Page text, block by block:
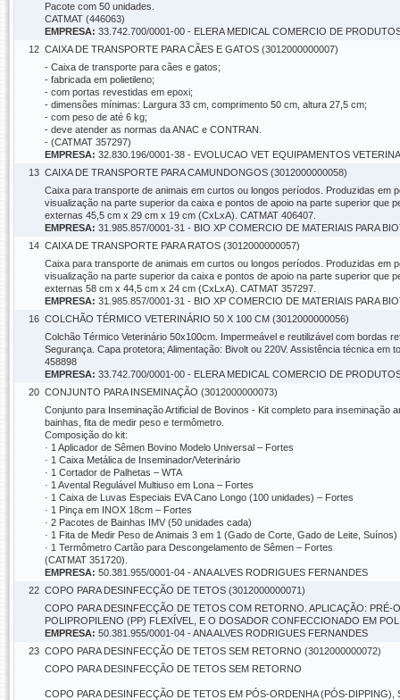
Pacote com 50 unidades.
CATMAT (446063)
EMPRESA: 33.742.700/0001-00 - ELERA MEDICAL COMERCIO DE
12 CAIXA DE TRANSPORTE PARA CÃES E GATOS (3012000000007)
- Caixa de transporte para cães e gatos;
- fabricada em polietileno;
- com portas revestidas em epoxi;
- dimensões mínimas: Largura 33 cm, comprimento 50 cm, altura 27,5 cm;
- com peso de até 6 kg;
- deve atender as normas da ANAC e CONTRAN.
- (CATMAT 357297)
EMPRESA: 32.830.196/0001-38 - EVOLUCAO VET EQUIPAMENTOS
13 CAIXA DE TRANSPORTE PARA CAMUNDONGOS (3012000000058)
Caixa para transporte de animais em curtos ou longos períodos. Produzidas em
visualização na parte superior da caixa e pontos de apoio na parte superior que
externas 45,5 cm x 29 cm x 19 cm (CxLxA). CATMAT 406407.
EMPRESA: 31.985.857/0001-31 - BIO XP COMERCIO DE MATERIAIS PARA
14 CAIXA DE TRANSPORTE PARA RATOS (3012000000057)
Caixa para transporte de animais em curtos ou longos períodos. Produzidas em
visualização na parte superior da caixa e pontos de apoio na parte superior que
externas 58 cm x 44,5 cm x 24 cm (CxLxA). CATMAT 357297.
EMPRESA: 31.985.857/0001-31 - BIO XP COMERCIO DE MATERIAIS PARA
16 COLCHÃO TÉRMICO VETERINÁRIO 50 X 100 CM (3012000000056)
Colchão Térmico Veterinário 50x100cm. Impermeável e reutilizável com bordas
Segurança. Capa protetora; Alimentação: Bivolt ou 220V. Assistência técnica
458898
EMPRESA: 33.742.700/0001-00 - ELERA MEDICAL COMERCIO DE
20 CONJUNTO PARA INSEMINAÇÃO (3012000000073)
Conjunto para Inseminação Artificial de Bovinos - Kit completo para
bainhas, fita de medir peso e termômetro.
Composição do kit:
· 1 Aplicador de Sêmen Bovino Modelo Universal – Fortes
· 1 Caixa Metálica de Inseminador/Veterinário
· 1 Cortador de Palhetas – WTA
· 1 Avental Regulável Multiuso em Lona – Fortes
· 1 Caixa de Luvas Especiais EVA Cano Longo (100 unidades) – Fortes
· 1 Pinça em INOX 18cm – Fortes
· 2 Pacotes de Bainhas IMV (50 unidades cada)
· 1 Fita de Medir Peso de Animais 3 em 1 (Gado de Corte, Gado de Leite,
· 1 Termômetro Cartão para Descongelamento de Sêmen – Fortes
(CATMAT 351720).
EMPRESA: 50.381.955/0001-04 - ANA ALVES RODRIGUES FERNANDES
22 COPO PARA DESINFECÇÃO DE TETOS (3012000000071)
COPO PARA DESINFECÇÃO DE TETOS COM RETORNO. APLICAÇÃO:
POLIPROPILENO (PP) FLEXÍVEL, E O DOSADOR CONFECCIONADO EM
EMPRESA: 50.381.955/0001-04 - ANA ALVES RODRIGUES FERNANDES
23 COPO PARA DESINFECÇÃO DE TETOS SEM RETORNO (3012000000072)
COPO PARA DESINFECÇÃO DE TETOS SEM RETORNO
COPO PARA DESINFECÇÃO DE TETOS EM PÓS-ORDENHA (PÓS-